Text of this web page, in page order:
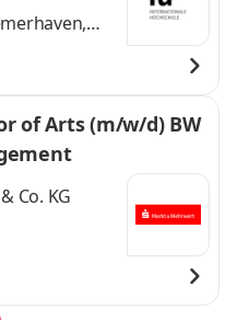
of Arts (m/w/d) BW
Co. KG